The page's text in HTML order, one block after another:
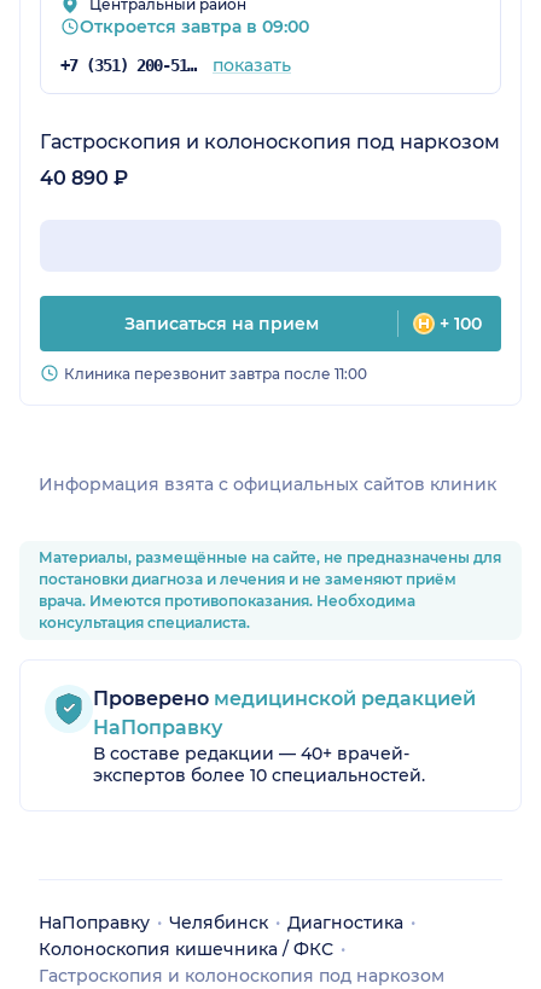
Центральный район
Откроется завтра в 09:00
+7 (351) 200-51-58 показать
Гастроскопия и колоноскопия под наркозом
40 890 ₽
Записаться на прием + 100
Клиника перезвонит завтра после 11:00
Информация взята c официальных сайтов клиник
Материалы, размещённые на сайте, не предназначены для
постановки диагноза и лечения и не заменяют приём
врача. Имеются противопоказания. Необходима
консультация специалиста.
Проверено медицинской редакцией
НаПоправку
В составе редакции — 40+ врачей-
экспертов более 10 специальностей.
НаПоправку Челябинск
Диагностика
Колоноскопия кишечника / ФКС
Гастроскопия и колоноскопия под наркозом